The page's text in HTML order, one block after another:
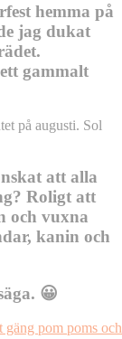
hemma på
jag dukat
gammalt
på augusti. Sol
att alla
Roligt att
och vuxna
kanin och
😀